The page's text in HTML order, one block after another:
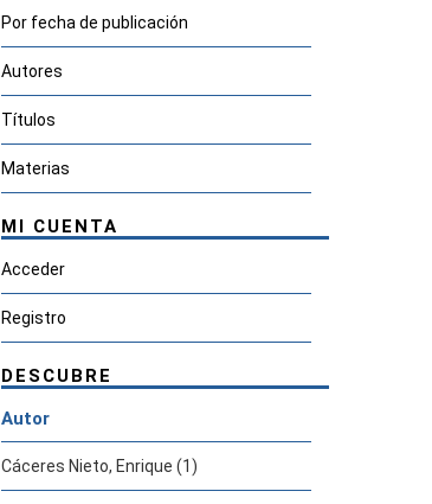
Por fecha de publicación
Autores
Títulos
Materias
MI CUENTA
Acceder
Registro
DESCUBRE
Autor
Cáceres Nieto, Enrique (1)